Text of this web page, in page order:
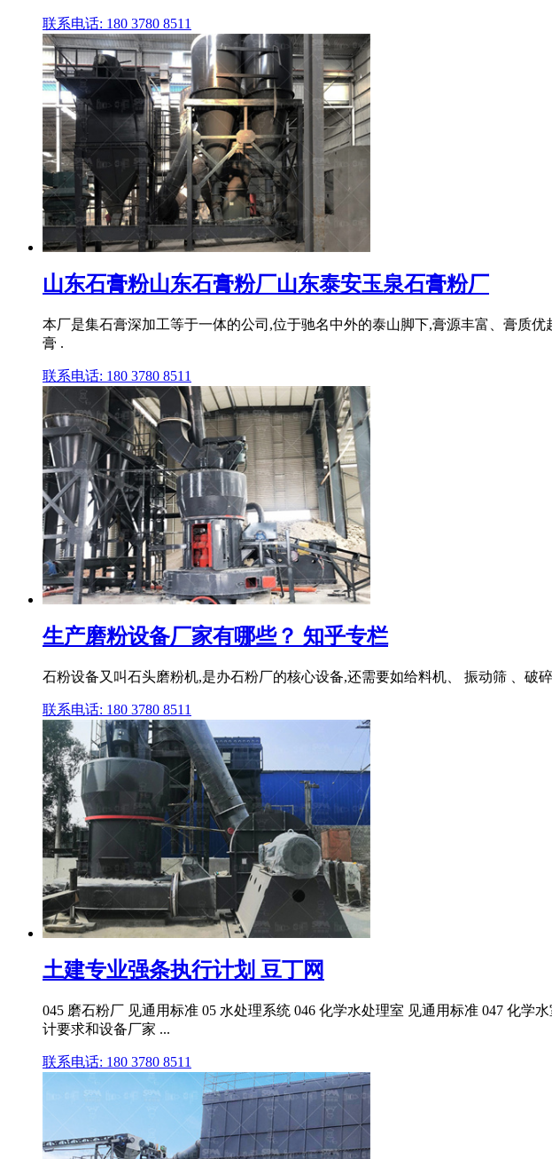
联系电话: 180 3780 8511
山东石膏粉山东石膏粉厂山东泰安玉泉石膏粉厂
本厂是集石膏深加工等于一体的公司,位于驰名中外的泰山脚下,膏源丰富、膏质
膏 .
联系电话: 180 3780 8511
生产磨粉设备厂家有哪些？ 知乎专栏
石粉设备又叫石头磨粉机,是办石粉厂的核心设备,还需要如给料机、 振动筛 、
联系电话: 180 3780 8511
土建专业强条执行计划 豆丁网
045 磨石粉厂 见通用标准 05 水处理系统 046 化学水处理室 见通用标准 047 化
计要求和设备厂家 ...
联系电话: 180 3780 8511